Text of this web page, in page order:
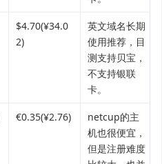
$4.70(¥34.0
2)
英文域名长期
使用推荐，目
测支持贝宝，
不支持银联
卡。
€0.35(¥2.76)
netcup的主
机也很便宜，
但是注册难度